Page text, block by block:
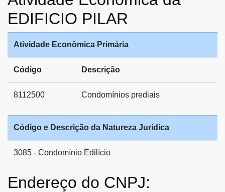
EDIFICIO PILAR
Atividade Econômica Primária
Código Descrição
8112500 Condomínios prediais
Código e Descrição da Natureza Jurídica
3085 - Condomínio Edilício
Endereço do CNPJ: